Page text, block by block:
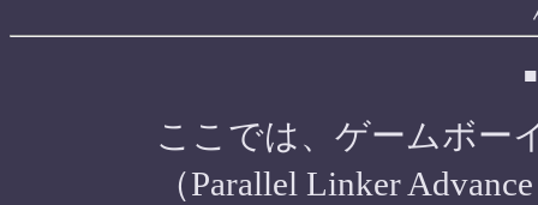
ここでは、ゲームボー
（Parallel Linker